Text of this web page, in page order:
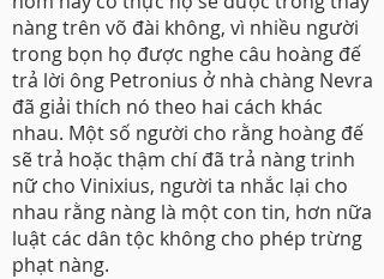
nàng trên võ đài không, vì nhiều người
trong bọn họ được nghe câu hoàng đế
trả lời ông Petronius ở nhà chàng Nevra
đã giải thích nó theo hai cách khác
nhau. Một số người cho rằng hoàng đế
sẽ trả hoặc thậm chí đã trả nàng trinh
nữ cho Vinixius, người ta nhắc lại cho
nhau rằng nàng là một con tin, hơn nữa
luật các dân tộc không cho phép trừng
phạt nàng.